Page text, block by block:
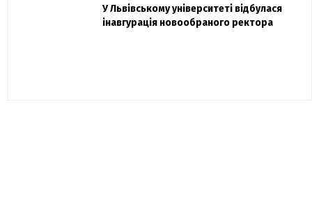
Павло Дак
«Час не лікує, лише притуплює біль»:
Захисник "Азовсталі" Діанов вдруге
одружився та показав фото з весілля
У Львівському університеті відбулася
інавгурація новообраного ректора